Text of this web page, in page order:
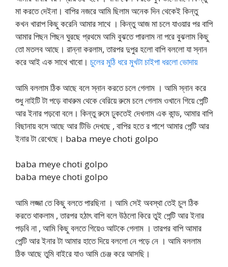
মা করতে দেইনা। বাপির নজরে আমি ছিলাম অনেক দিন থেকেই কিন্তু
কখন খারাপ কিছু করেনি আমার সাথে । কিন্তু আজ মা চলে যাওয়ার পর বাপি
আমার পিছন পিছন ঘুরছে প্রথমে আমি বুঝতে পারলাম না পরে বুঝলাম কিছু
তো মতলব আছে। রান্না করলাম, তারপর দুপুর হলো বাপি বললো যা স্নান
করে আই এক সাথে খাবো। চুলের মুঠি ধরে মুখটা চাইপা ধরলো ভোদায়
আমি বললাম ঠিক আছে বলে স্নান করতে চলে গেলাম । আমি স্নান করে
শুধু নাইটি টা পড়ে বাথরুম থেকে বেরিয়ে রুমে চলে গেলাম ওখানে গিয়ে পেন্টি
আর ইনার পড়বো বলে। কিন্তু রুমে ঢুকতেই দেখলাম এক কান্ড, আমার বাপি
বিছানায় বসে আছে আর টিভি দেখছে , বাপির হতে র পাশে আমার পেন্টি আর
ইনার টা রেখেছে। baba meye choti golpo
baba meye choti golpo
baba meye choti golpo
আমি লজ্জা তে কিছু বলতে পারছিনা । আমি সেই অবস্থা তেই চুল ঠিক
করতে থাকলাম , তারপর হঠাৎ বাপি বলে উঠলো কিরে তুই পেন্টি আর ইনার
পড়বি না , আমি কিছু বলতে গিয়েও আটকে গেলাম । তারপর বাপি আমার
পেন্টি আর ইনার টা আমার হাতে দিয়ে বললো নে পড়ে নে । আমি বললাম
ঠিক আছে তুমি বাইরে যাও আমি চেঞ্জ করে আসছি।